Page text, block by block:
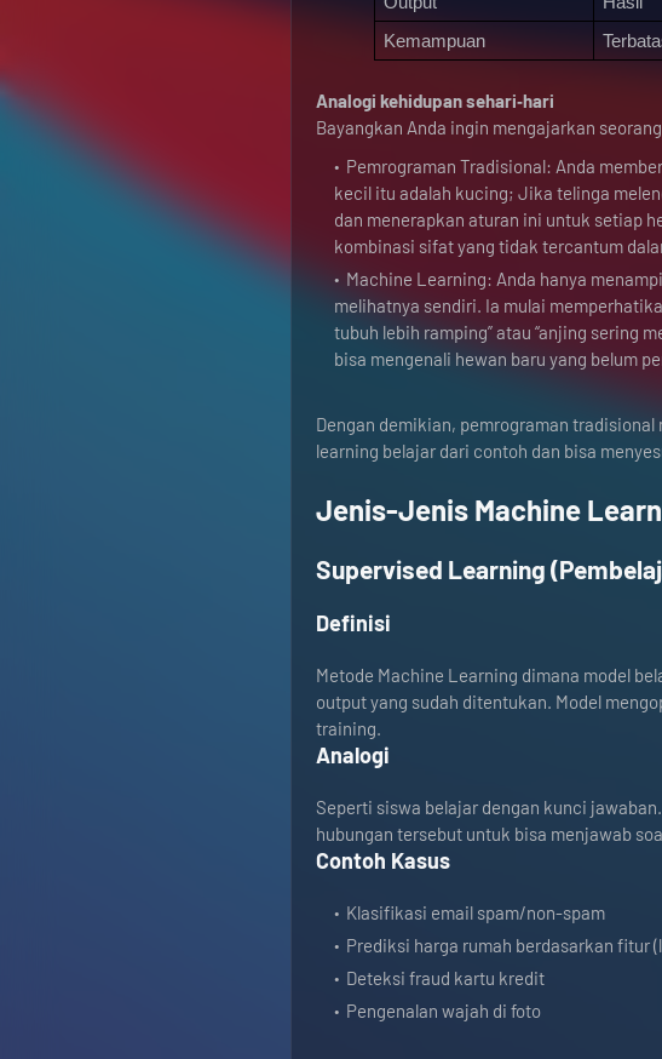
Kemampuan
Analogi kehidupan sehari‑hari
Bayangkan Anda ingin mengajarkan
Pemrograman Tradisional: Anda
kecil itu adalah kucing; Jika telinga
dan menerapkan aturan ini untuk setiap
kombinasi sifat yang tidak tercantum
Machine Learning: Anda hanya
melihatnya sendiri. Ia mulai
tubuh lebih ramping” atau “anjing sering
bisa mengenali hewan baru yang belum
Dengan demikian, pemrograman
learning belajar dari contoh dan bisa
Jenis-Jenis Machine
Supervised Learning
Definisi
Metode Machine Learning dimana model
output yang sudah ditentukan. Model
training.
Analogi
Seperti siswa belajar dengan kunci
hubungan tersebut untuk bisa menjawab
Contoh Kasus
Klasifikasi email spam/non-spam
Prediksi harga rumah berdasarkan fitur
Deteksi fraud kartu kredit
Pengenalan wajah di foto